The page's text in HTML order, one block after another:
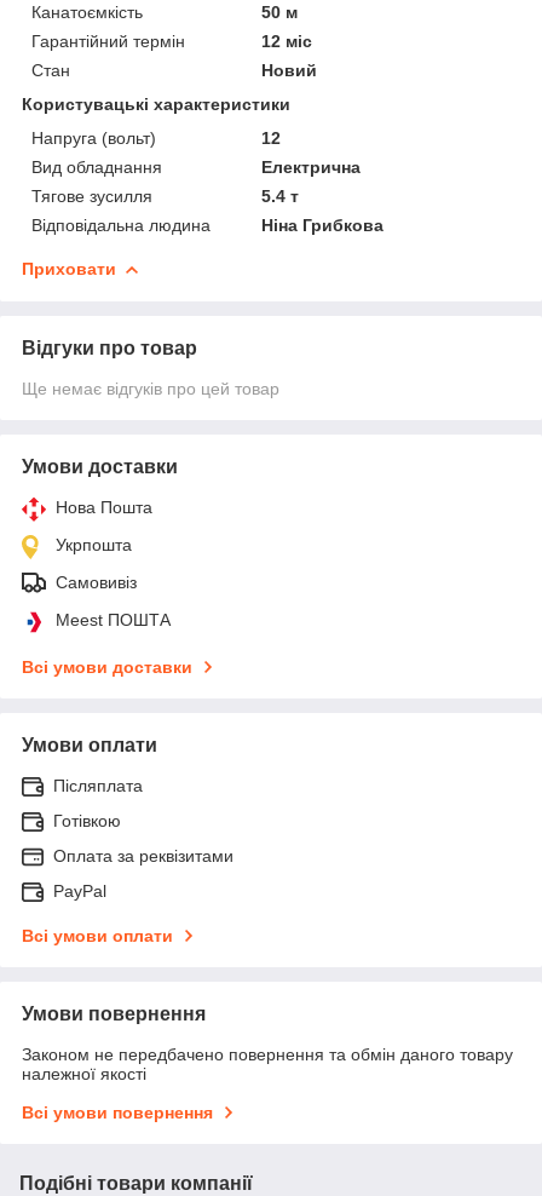
Канатоємкість
50 м
Гарантійний термін
12 міс
Стан
Новий
Користувацькі характеристики
Напруга (вольт)
12
Вид обладнання
Електрична
Тягове зусилля
5.4 т
Відповідальна людина
Ніна Грибкова
Приховати
Відгуки про товар
Ще немає відгуків про цей товар
Умови доставки
Нова Пошта
Укрпошта
Самовивіз
Meest ПОШТА
Всі умови доставки
Умови оплати
Післяплата
Готівкою
Оплата за реквізитами
PayPal
Всі умови оплати
Умови повернення
Законом не передбачено повернення та обмін даного товару
належної якості
Всі умови повернення
Подібні товари компанії